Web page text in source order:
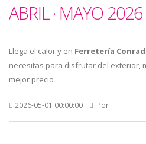
ABRIL · MAYO 2026
Llega el calor y en Ferretería
necesitas para disfrutar del exterior,
mejor precio
2026-05-01 00:00:00 Por